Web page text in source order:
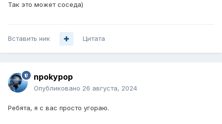
Так это может соседа)
Вставить ник Цитата
npokypop
Опубликовано 26 августа, 2024
Ребята, я с вас просто угораю.